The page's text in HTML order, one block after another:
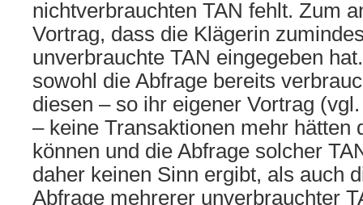
nichtverbrauchten TAN fehlt. Zum
Vortrag, dass die Klägerin
unverbrauchte TAN eingegeben
sowohl die Abfrage bereits
diesen – so ihr eigener Vortrag
– keine Transaktionen mehr hätten
können und die Abfrage solcher
daher keinen Sinn ergibt, als auch
Abfrage mehrerer unverbrauchter